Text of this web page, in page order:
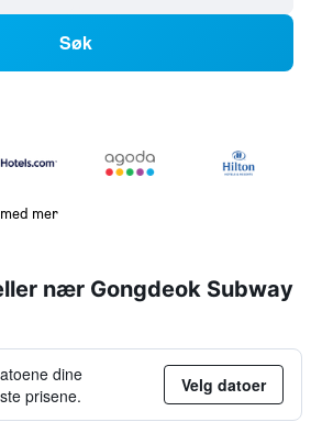
Søk
mer
nær Gongdeok Subway
dine
prisene.
Velg datoer